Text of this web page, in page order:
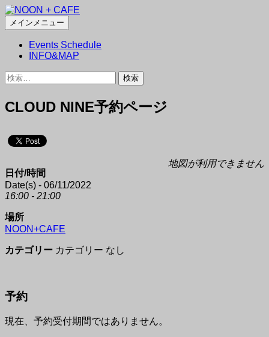
NOON + CAFE
検
索
メインメニュー コ
テ
ン
ツ
へ
キ
Events Schedule
INFO&MAP
検
CLOUD NINE予約ページ
地図が利用できません
日付/時間
Date(s) - 06/11/2022
16:00 - 21:00
場所
NOON+CAFE
カテゴリー カテゴリー なし
予約
現在、予約受付期間ではありません。